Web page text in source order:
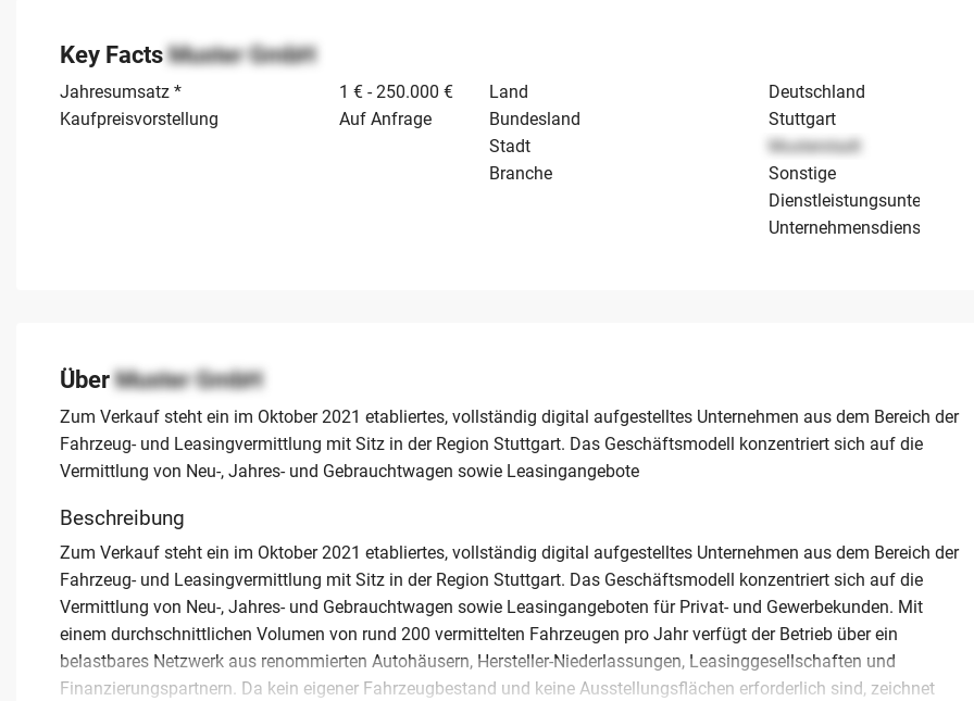
Key FactsMuster GmbH
Jahresumsatz *
1 € - 250.000 €
Kaufpreisvorstellung
Auf Anfrage
Land
Deutschland
Bundesland
Stuttgart
Stadt
Musterstadt
Branche
Sonstige
ÜberMuster GmbH
Zum Verkauf steht ein im Oktober 2021 etabliertes, vollständig digital aufgestelltes Unternehmen aus dem Bereich der
Fahrzeug- und Leasingvermittlung mit Sitz in der Region Stuttgart. Das Geschäftsmodell konzentriert sich auf die
Vermittlung von Neu-, Jahres- und Gebrauchtwagen sowie Leasingangebote
Beschreibung
Zum Verkauf steht ein im Oktober 2021 etabliertes, vollständig digital aufgestelltes Unternehmen aus dem Bereich der
Fahrzeug- und Leasingvermittlung mit Sitz in der Region Stuttgart. Das Geschäftsmodell konzentriert sich auf die
Vermittlung von Neu-, Jahres- und Gebrauchtwagen sowie Leasingangeboten für Privat- und Gewerbekunden. Mit
einem durchschnittlichen Volumen von rund 200 vermittelten Fahrzeugen pro Jahr verfügt der Betrieb über ein
belastbares Netzwerk aus renommierten Autohäusern, Hersteller-Niederlassungen, Leasinggesellschaften und
Finanzierungspartnern. Da kein eigener Fahrzeugbestand und keine Ausstellungsflächen erforderlich sind, zeichnet